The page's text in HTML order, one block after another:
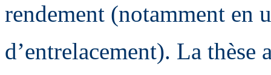
rendement (notamment en
d’entrelacement). La